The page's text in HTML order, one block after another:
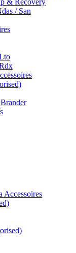
/ San
Accessoires